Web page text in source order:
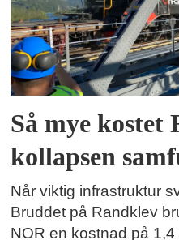
Så mye kostet
kollapsen
Når viktig infrastruktur
Bruddet på Randklev
NOR en kostnad på 1,4